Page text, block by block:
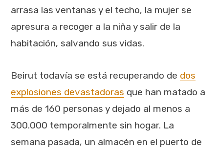
arrasa las ventanas y el techo, la mujer se
apresura a recoger a la niña y salir de la
habitación, salvando sus vidas.
Beirut todavía se está recuperando de dos
explosiones devastadoras que han matado a
más de 160 personas y dejado al menos a
300.000 temporalmente sin hogar. La
semana pasada, un almacén en el puerto de